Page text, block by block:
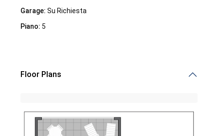
Garage: Su Richiesta
Piano: 5
Floor Plans
Demalena Village, nuovo complesso residenziale in via
Marchesina 8 Trezzano sul Naviglio